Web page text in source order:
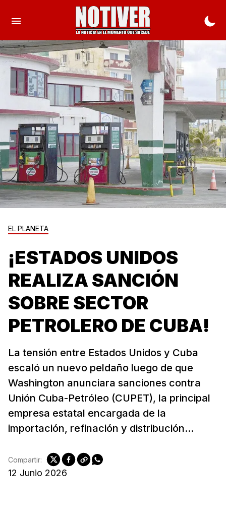
EL PLANETA
¡ESTADOS UNIDOS
REALIZA SANCIÓN
SOBRE SECTOR
PETROLERO DE CUBA!
La tensión entre Estados Unidos y Cuba
escaló un nuevo peldaño luego de que
Washington anunciara sanciones contra
Unión Cuba-Petróleo (CUPET), la principal
empresa estatal encargada de la
importación, refinación y distribución...
12 Junio 2026
Compartir: